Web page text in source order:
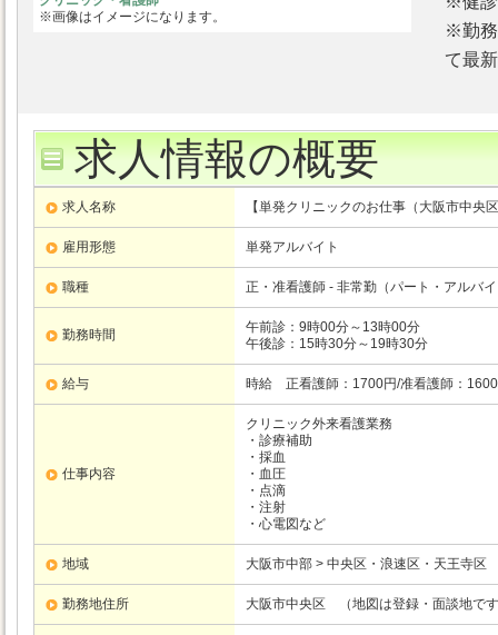
※画像はイメージになります。
※勤務
て最
求人情報の概要
求人名称 【単発クリニックのお仕事（大阪市中央
雇用形態 単発アルバイト
職種 正・准看護師 - 非常勤（パート・アルバ
勤務時間
午前診：9時00分～13時00分
午後診：15時30分～19時30分
給与 時給 正看護師：1700円/准看護師：
仕事内容
クリニック外来看護業務
・診療補助
・採血
・血圧
・点滴
・注射
・心電図など
地域 大阪市中部 > 中央区・浪速区・天王寺区
勤務地住所 大阪市中央区 （地図は登録・面談地で